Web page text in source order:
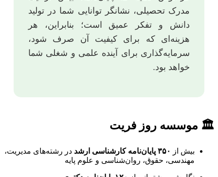
مدرک تحصیلی، نشانگر توانایی شما در تولید
دانش و تفکر عمیق است؛ بنابراین، هر
هزینه‌ای که برای کیفیت آن صرف شود،
سرمایه‌گذاری برای آینده علمی و شغلی شما
خواهد بود.
🏛 موسسه روز فریت
بیش از ۳۵۰ پایان‌نامه کارشناسی ارشد
در رشته‌های مدیریت،
مهندسی، حقوق، روان‌شناسی و علوم پایه